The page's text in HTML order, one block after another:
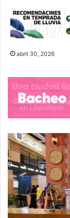
abril 30, 2026